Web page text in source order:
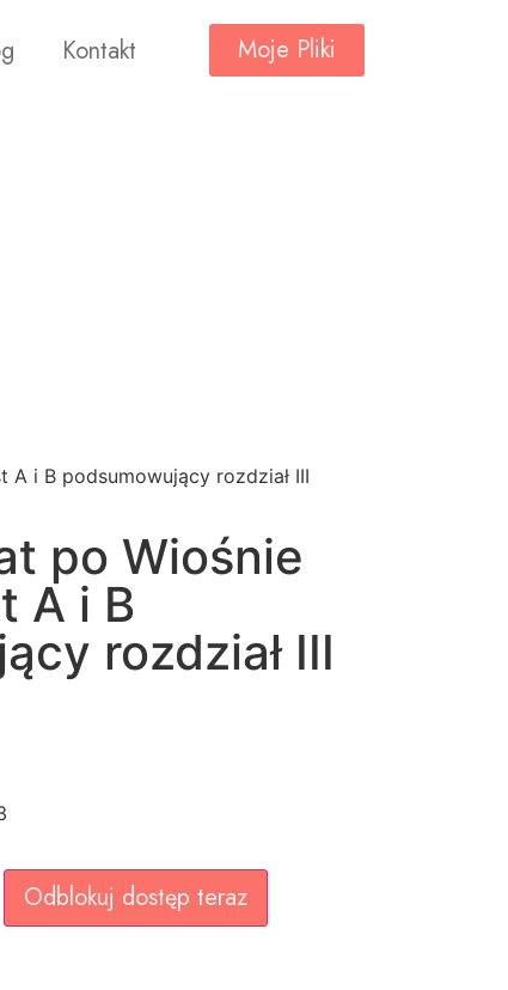
Kontakt Moje Pliki
i B podsumowujący rozdział III
po Wiośnie
A i B
rozdział III
Odblokuj dostęp teraz